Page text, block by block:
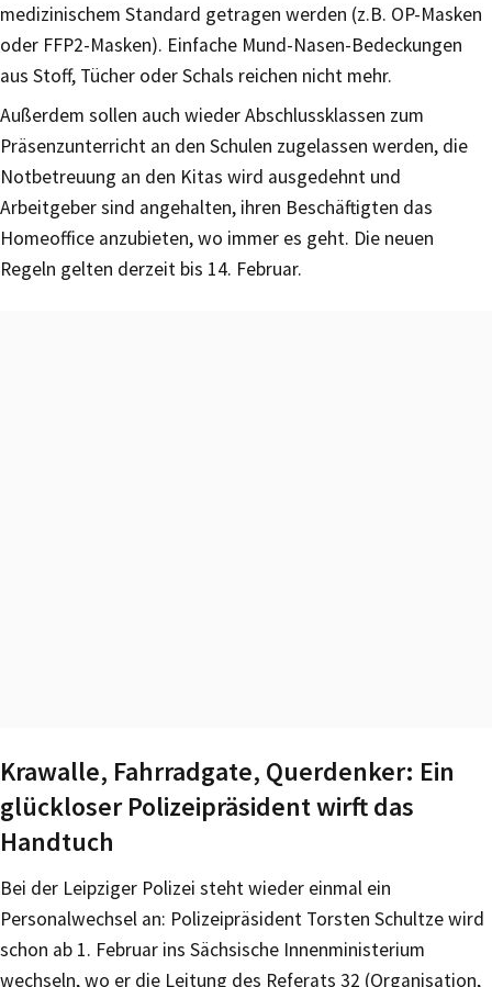
medizinischem Standard getragen werden (z.B. OP-Masken
oder FFP2-Masken). Einfache Mund-Nasen-Bedeckungen
aus Stoff, Tücher oder Schals reichen nicht mehr.
Außerdem sollen auch wieder Abschlussklassen zum
Präsenzunterricht an den Schulen zugelassen werden, die
Notbetreuung an den Kitas wird ausgedehnt und
Arbeitgeber sind angehalten, ihren Beschäftigten das
Homeoffice anzubieten, wo immer es geht. Die neuen
Regeln gelten derzeit bis 14. Februar.
Krawalle, Fahrradgate, Querdenker: Ein
glückloser Polizeipräsident wirft das
Handtuch
Bei der Leipziger Polizei steht wieder einmal ein
Personalwechsel an: Polizeipräsident Torsten Schultze wird
schon ab 1. Februar ins Sächsische Innenministerium
wechseln, wo er die Leitung des Referats 32 (Organisation,